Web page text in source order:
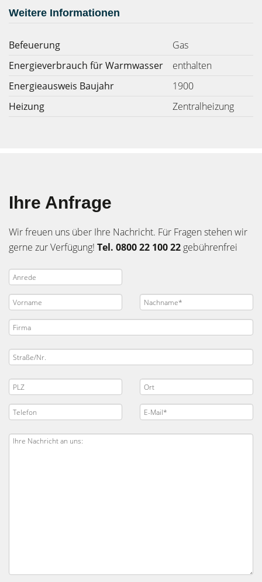
Weitere Informationen
Befeuerung
Gas
Energieverbrauch für Warmwasser
enthalten
Energieausweis Baujahr
1900
Heizung
Zentralheizung
Ihre Anfrage
Wir freuen uns über Ihre Nachricht. Für Fragen stehen wir
gerne zur Verfügung! Tel. 0800 22 100 22 gebührenfrei